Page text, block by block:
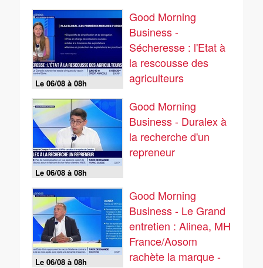
Le 06/08 à 08h
Good Morning
Business -
Sécheresse : l'Etat à
la rescousse des
agriculteurs
Le 06/08 à 08h
Good Morning
Business - Duralex à
la recherche d'un
repreneur
Le 06/08 à 08h
Good Morning
Business - Le Grand
entretien : Alinea, MH
France/Aosom
rachète la marque -